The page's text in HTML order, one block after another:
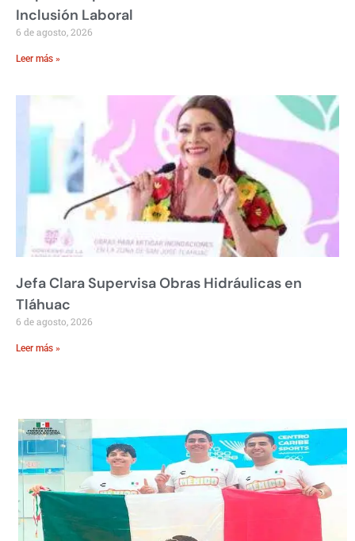
Inclusión Laboral
6 de agosto, 2026
Leer más »
Jefa Clara Supervisa Obras Hidráulicas en
Tláhuac
6 de agosto, 2026
Leer más »